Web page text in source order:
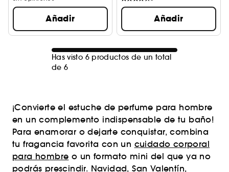
Añadir Añadir
Has visto 6 productos de un total
de 6
¡Convierte el estuche de perfume para hombre
en un complemento indispensable de tu baño!
Para enamorar o dejarte conquistar, combina
tu fragancia favorita con un cuidado corporal
para hombre o un formato mini del que ya no
podrás prescindir. Navidad, San Valentín,